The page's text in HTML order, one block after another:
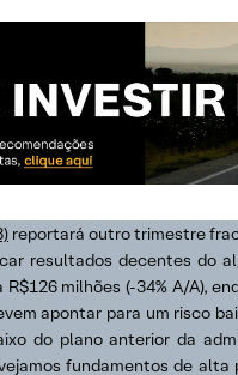
reportará outro trimestre
resultados decentes do
milhões (-34% A/A),
apontar para um risco
do plano anterior da
fundamentos de